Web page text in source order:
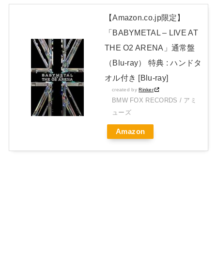
【Amazon.co.jp限定】
「BABYMETAL – LIVE AT
THE O2 ARENA」通常盤
（Blu-ray） 特典 : ハンドタ
オル付き [Blu-ray]
created byRinker
BMW FOX RECORDS / アミ
ューズ
Amazon